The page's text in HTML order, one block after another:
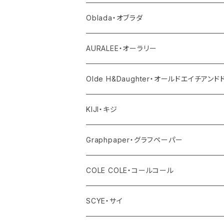
その他パンツ
その他
帽子
シューズ
サロペット・オールインワン
その他
アウター
トップス
トップス
ボトム
ワンピース・オールインワン
その他
Oblada・オブラダ
アウター
トップス
ボトム
ワンピース・サロペット
その他
AURALEE・オーラリー
アウター
トップス
ボトム
ワンピース・オールインワン
その他
Olde H&Daughter・オールドエイチアンド
アウター
トップス
ボトム
ワンピース・オールインワン
KIJI・キジ
アウター
トップス
ボトム
Graphpaper・グラフペーパー
アウター
トップス
COLE COLE・コールコール
サンダル
SCYE・サイ